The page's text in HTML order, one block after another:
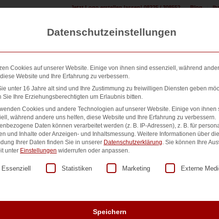
Blog
Jetzt Logo erstellen lassen! 08225 / 308552
erstellen: Design & Druck Shop: 500+ Referenzen:
Nr. 13668
90,00
Datenschutzeinstellungen
Cookies auf unserer Website. Einige von ihnen sind essenziell, während
Website und Ihre Erfahrung zu verbessern.
unter 16 Jahre alt sind und Ihre Zustimmung zu freiwilligen Diensten geben
Sie Ihre Erziehungsberechtigten um Erlaubnis bitten.
Cookies und andere Technologien auf unserer Website. Einige von ihnen
während andere uns helfen, diese Website und Ihre Erfahrung zu verbessern.
Daten können verarbeitet werden (z. B. IP-Adressen), z. B. für
und Inhalte oder Anzeigen- und Inhaltsmessung. Weitere Informationen über die
Ihrer Daten finden Sie in unserer Datenschutzerklärung. Sie können Ihre
unter Einstellungen widerrufen oder anpassen.
eine Liste der Service-Gruppen, für die eine Einwilligung
Essenziell Statistiken Marketing Externe
Speichern